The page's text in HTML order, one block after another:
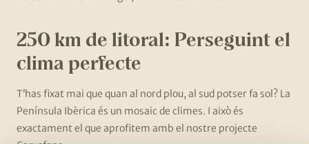
250 km de litoral: Perseguint el
clima perfecte
T’has fixat mai que quan al nord plou, al sud potser fa sol? La
Península Ibèrica és un mosaic de climes. I això és
exactament el que aprofitem amb el nostre projecte